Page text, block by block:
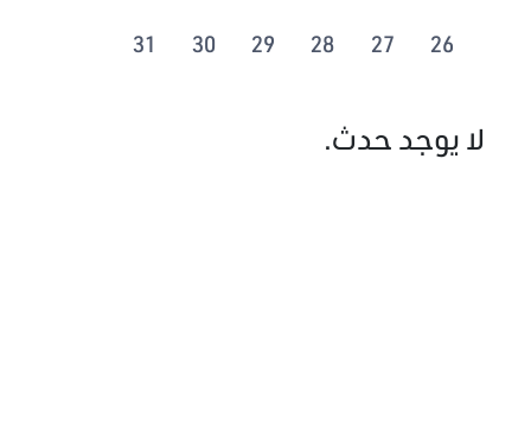
26
27
28
29
30
31
لا يوجد حدث.